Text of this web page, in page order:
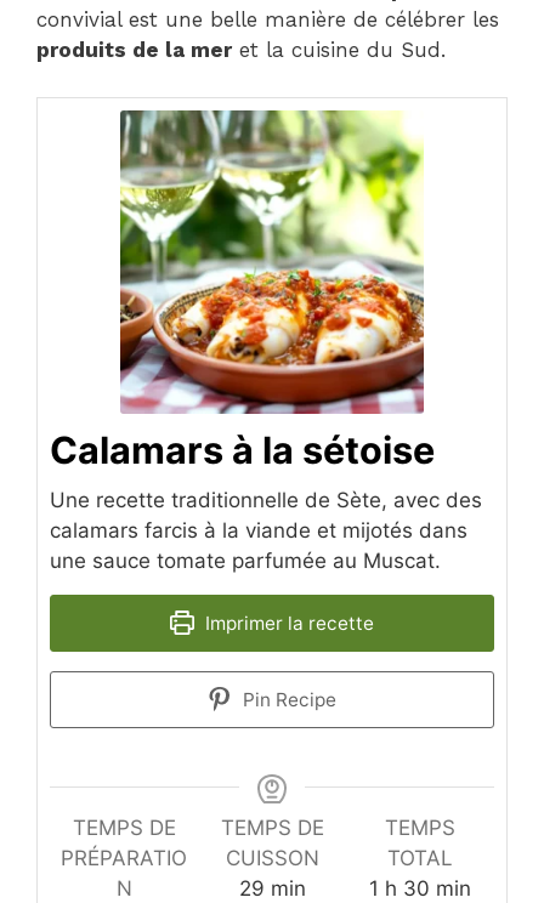
convivial est une belle manière de célébrer les
produits de la meret la cuisine du Sud.
Calamars à la sétoise
Une recette traditionnelle de Sète, avec des
calamars farcis à la viande et mijotés dans
une sauce tomate parfumée au Muscat.
Imprimer la recette
Pin Recipe
TEMPS DE
PRÉPARATIO
N
TEMPS DE
CUISSON
29minutes
min
TEMPS
TOTAL
1 heure
h 30 minutes
min